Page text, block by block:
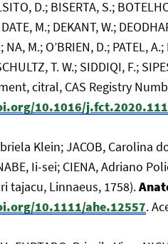
D.; BISERTA, S.;
M.; DEKANT, W.;
NA, M.; O’BRIEN, D.; PATEL,
T. W.; SIDDIQI, F.;
citral, CAS Registry
10.1016/
Klein; JACOB, Carolina
Ii-sei; CIENA, Adriano
tajacu, Linnaeus, 1758).
10.1111/ahe.12557.